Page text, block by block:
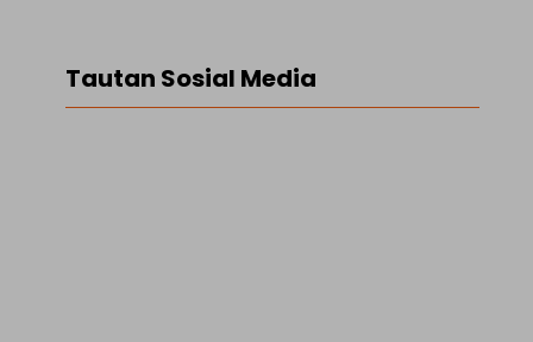
Tautan Sosial Media